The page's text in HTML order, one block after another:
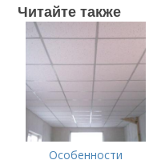
Читайте также
Особенности